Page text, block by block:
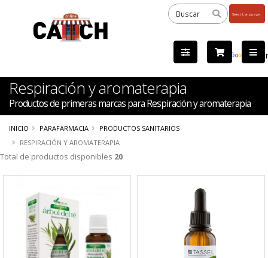
by
Respiración y aromaterapia
Productos de primeras marcas para Respiración y aromaterapia
INICIO PARAFARMACIA
PRODUCTOS SANITARIOS
RESPIRACIÓN Y AROMATERAPIA
Total de productos disponibles 20